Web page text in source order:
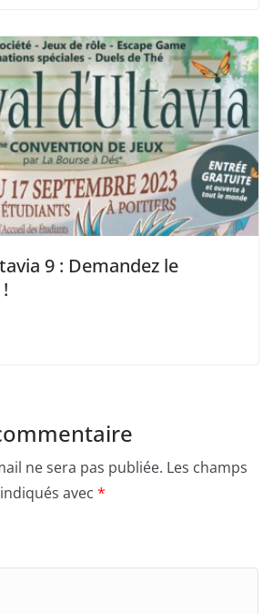
9 : Demandez le
ne sera pas publiée. Les champs
avec *